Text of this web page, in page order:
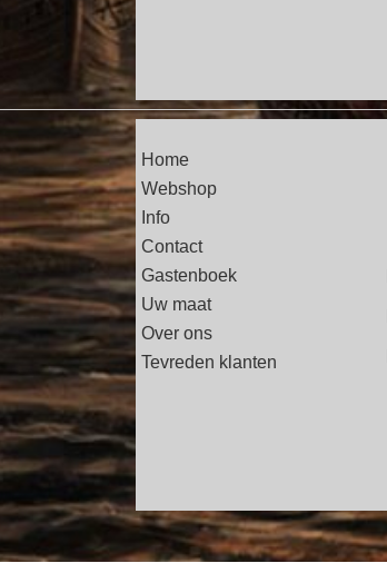
Home
Webshop
Info
Contact
Gastenboek
Uw maat
Over ons
Tevreden klanten